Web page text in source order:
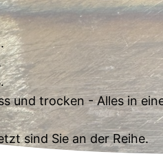
und trocken - Alles in
sind Sie an der Reihe.